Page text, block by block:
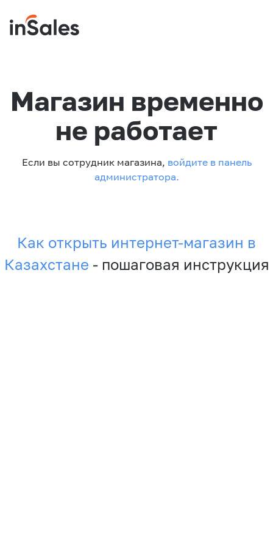
Магазин временно
не работает
Если вы сотрудник магазина, войдите в панель
администратора.
Как открыть интернет-магазин в
Казахстане - пошаговая инструкция